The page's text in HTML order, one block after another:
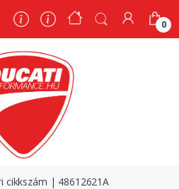
0
cikkszám | 48612621A
0